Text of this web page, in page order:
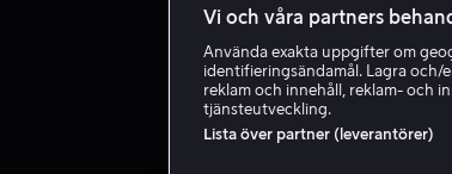
Vi och våra partners
Använda exakta uppgifter om
identifieringsändamål. Lagra och/
reklam och innehåll, reklam- och
tjänsteutveckling.
Lista över partner (leverantörer)